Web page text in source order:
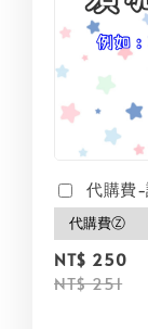
代購費-
NT$ 250
NT$ 251